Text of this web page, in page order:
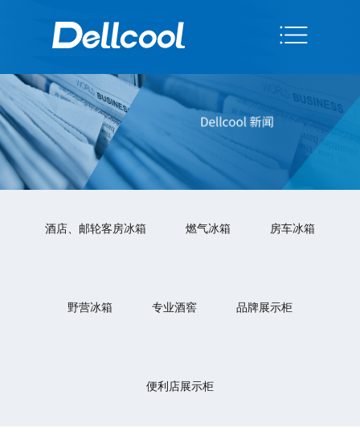
酒店、邮轮客房冰箱 燃气冰箱 房车冰箱
野营冰箱 专业酒窖 品牌展示柜
便利店展示柜